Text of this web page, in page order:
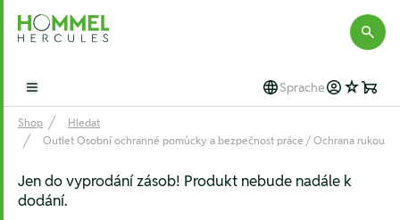
Hommel Hercules
Open main menu Sprache
Shop
Hledat
Outlet Osobní ochranné pomůcky a bezpečnost práce / Ochrana rukou
Jen do vyprodání zásob! Produkt nebude nadále k
dodání.